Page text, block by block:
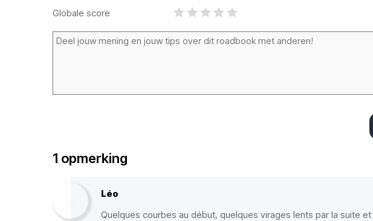
Globale score
1 opmerking
Léo
Quelques courbes au début, quelques virages lents par la suite